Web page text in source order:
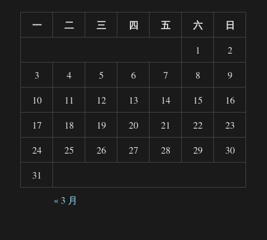
一 二 三 四 五 六 日
1
2
3
4 5 6 7 8
9
10
11 12 13 14 15
16
17
18 19 20 21 22
23
24
25 26 27 28 29
30
31
« 3 月